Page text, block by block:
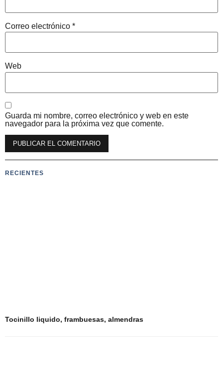
Correo electrónico *
Web
Guarda mi nombre, correo electrónico y web en este
navegador para la próxima vez que comente.
RECIENTES
Tocinillo liquido, frambuesas, almendras